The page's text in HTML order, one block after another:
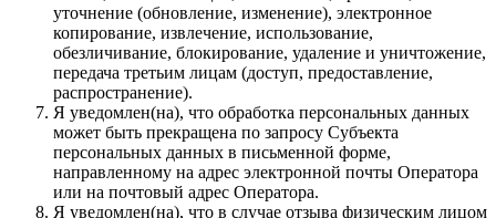
уточнение (обновление, изменение), электронное
копирование, извлечение, использование,
обезличивание, блокирование, удаление и уничтожение,
передача третьим лицам (доступ, предоставление,
распространение).
Я уведомлен(на), что обработка персональных данных
может быть прекращена по запросу Субъекта
персональных данных в письменной форме,
направленному на адрес электронной почты Оператора
или на почтовый адрес Оператора.
Я уведомлен(на), что в случае отзыва физическим лицом